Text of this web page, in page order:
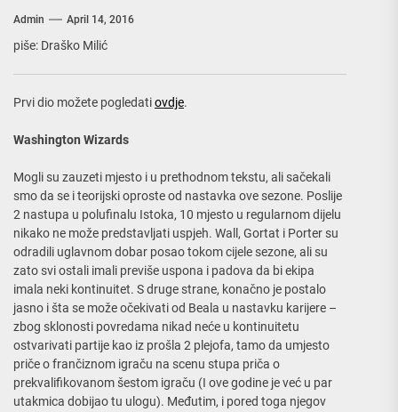
Admin April 14, 2016
piše: Draško Milić
Prvi dio možete pogledatiovdje.
Washington Wizards
Mogli su zauzeti mjesto i u prethodnom tekstu, ali sačekali
smo da se i teorijski oproste od nastavka ove sezone. Poslije
2 nastupa u polufinalu Istoka, 10 mjesto u regularnom dijelu
nikako ne može predstavljati uspjeh. Wall, Gortat i Porter su
odradili uglavnom dobar posao tokom cijele sezone, ali su
zato svi ostali imali previše uspona i padova da bi ekipa
imala neki kontinuitet. S druge strane, konačno je postalo
jasno i šta se može očekivati od Beala u nastavku karijere –
zbog sklonosti povredama nikad neće u kontinuitetu
ostvarivati partije kao iz prošla 2 plejofa, tamo da umjesto
priče o frančiznom igraču na scenu stupa priča o
prekvalifikovanom šestom igraču (I ove godine je već u par
utakmica dobijao tu ulogu). Međutim, i pored toga njegov